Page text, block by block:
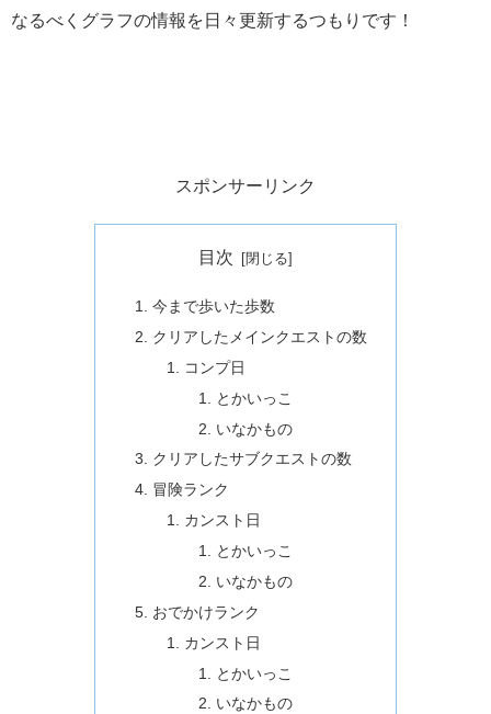
なるべくグラフの情報を日々更新するつもりです！
スポンサーリンク
目次
今まで歩いた歩数
クリアしたメインクエストの数
コンプ日
とかいっこ
いなかもの
クリアしたサブクエストの数
冒険ランク
カンスト日
とかいっこ
いなかもの
おでかけランク
カンスト日
とかいっこ
いなかもの